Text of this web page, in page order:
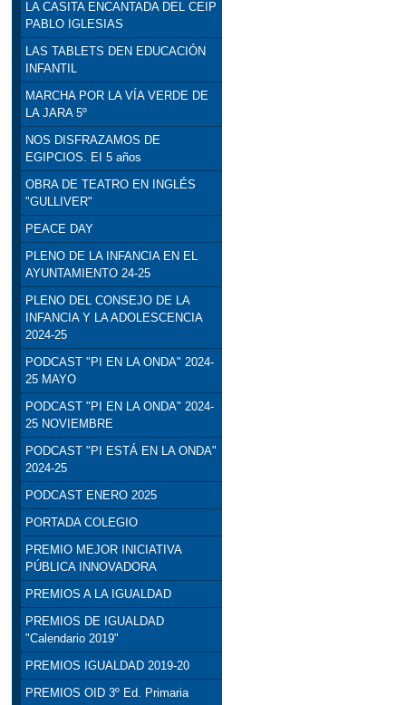
LA CASITA ENCANTADA DEL CEIP
PABLO IGLESIAS
LAS TABLETS DEN EDUCACIÓN
INFANTIL
MARCHA POR LA VÍA VERDE DE
LA JARA 5º
NOS DISFRAZAMOS DE
EGIPCIOS. EI 5 años
OBRA DE TEATRO EN INGLÉS
"GULLIVER"
PEACE DAY
PLENO DE LA INFANCIA EN EL
AYUNTAMIENTO 24-25
PLENO DEL CONSEJO DE LA
INFANCIA Y LA ADOLESCENCIA
2024-25
PODCAST "PI EN LA ONDA" 2024-
25 MAYO
PODCAST "PI EN LA ONDA" 2024-
25 NOVIEMBRE
PODCAST "PI ESTÁ EN LA ONDA"
2024-25
PODCAST ENERO 2025
PORTADA COLEGIO
PREMIO MEJOR INICIATIVA
PÚBLICA INNOVADORA
PREMIOS A LA IGUALDAD
PREMIOS DE IGUALDAD
"Calendario 2019"
PREMIOS IGUALDAD 2019-20
PREMIOS OID 3º Ed. Primaria